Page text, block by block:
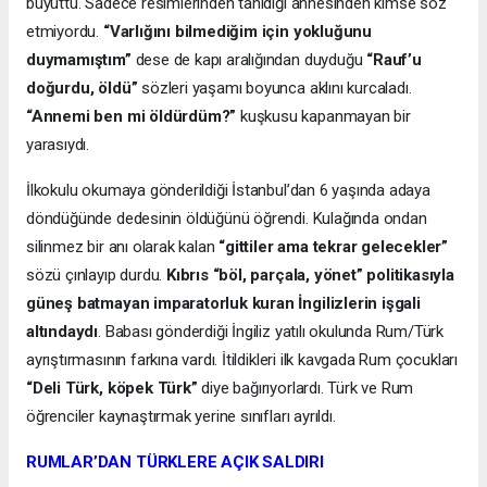
etmiyordu. “Varlığını bilmediğim için yokluğunu
duymamıştım” dese de kapı aralığından duyduğu “Rauf’u
doğurdu, öldü” sözleri yaşamı boyunca aklını kurcaladı.
“Annemi ben mi öldürdüm?”kuşkusu kapanmayan bir
yarasıydı.
İlkokulu okumaya gönderildiği İstanbul’dan 6 yaşında adaya
döndüğünde dedesinin öldüğünü öğrendi. Kulağında ondan
silinmez bir anı olarak kalan “gittiler ama tekrar gelecekler”
sözü çınlayıp durdu. Kıbrıs “böl, parçala, yönet” politikasıyla
güneş batmayan imparatorluk kuran İngilizlerin işgali
altındaydı. Babası gönderdiği İngiliz yatılı okulunda Rum/Türk
ayrıştırmasının farkına vardı. İtildikleri ilk kavgada Rum çocukları
“Deli Türk, köpek Türk” diye bağırıyorlardı. Türk ve Rum
öğrenciler kaynaştırmak yerine sınıfları ayrıldı.
RUMLAR’DAN TÜRKLERE AÇIK SALDIRI